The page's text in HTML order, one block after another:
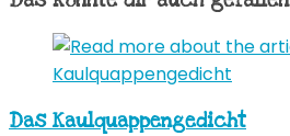
Das Kaulquappengedicht